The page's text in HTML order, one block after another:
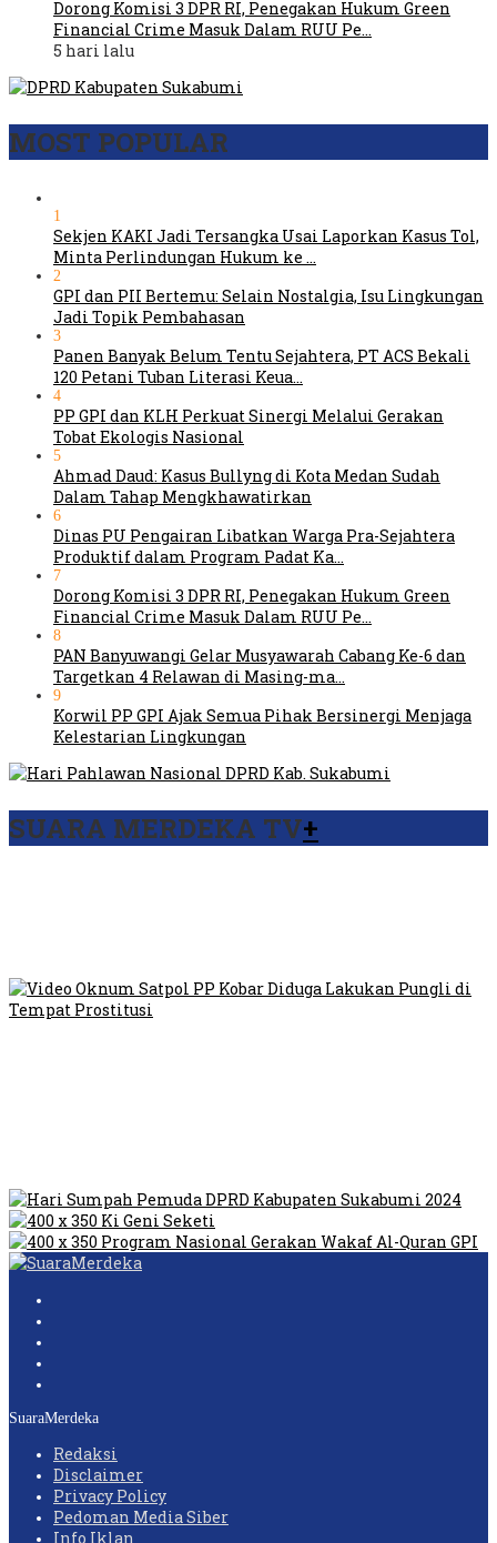
Dorong Komisi 3 DPR RI, Penegakan Hukum Green
Financial Crime Masuk Dalam RUU Pe…
5 hari lalu
MOST POPULAR
1
Sekjen KAKI Jadi Tersangka Usai Laporkan Kasus Tol,
Minta Perlindungan Hukum ke …
2
GPI dan PII Bertemu: Selain Nostalgia, Isu Lingkungan
Jadi Topik Pembahasan
3
Panen Banyak Belum Tentu Sejahtera, PT ACS Bekali
120 Petani Tuban Literasi Keua…
4
PP GPI dan KLH Perkuat Sinergi Melalui Gerakan
Tobat Ekologis Nasional
5
Ahmad Daud: Kasus Bullyng di Kota Medan Sudah
Dalam Tahap Mengkhawatirkan
6
Dinas PU Pengairan Libatkan Warga Pra-Sejahtera
Produktif dalam Program Padat Ka…
7
Dorong Komisi 3 DPR RI, Penegakan Hukum Green
Financial Crime Masuk Dalam RUU Pe…
8
PAN Banyuwangi Gelar Musyawarah Cabang Ke-6 dan
Targetkan 4 Relawan di Masing-ma…
9
Korwil PP GPI Ajak Semua Pihak Bersinergi Menjaga
Kelestarian Lingkungan
SUARA MERDEKA TV+
SuaraMerdeka
Redaksi
Disclaimer
Privacy Policy
Pedoman Media Siber
Info Iklan